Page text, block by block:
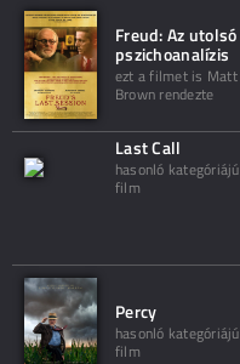
Freud: Az utolsó
pszichoanalízis
ezt a filmet is Matt
Brown rendezte
Last Call
hasonló kategóriájú
film
Percy
hasonló kategóriájú
film